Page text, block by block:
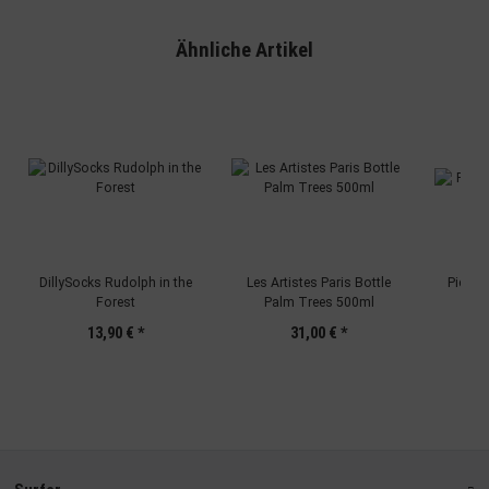
Ähnliche Artikel
DillySocks Rudolph in the
Forest
13,90 € *
Les Artistes Paris Bottle
Palm Trees 500ml
31,00 € *